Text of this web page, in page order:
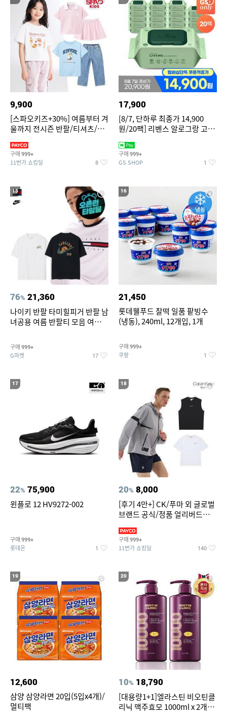
9,900
[스파오키즈+30%] 여름부터 겨
울까지 전시즌 반팔/티셔츠/셋
구매 999+
11번가 쇼킹딜 8
17,900
[8/7, 단하루 최종가 14,900
원/20팩] 리벤스 알로그랑 고평
구매 999+
GS SHOP 1
15
76% 21,360
나이키 반팔 타미힐피거 반팔 남
녀공용 여름 반팔티 모음 여름
구매 999+
G마켓 17
16
21,450
롯데웰푸드 찰떡 일품 팥빙수
(냉동), 240ml, 12개입, 1개
구매 999+
쿠팡 1
17
22% 75,900
윈플로 12 HV9272-002
구매 999+
롯데온 1
18
20% 8,000
[후기 4만+] CK/푸마 외 글로벌
브랜드 공식/정품 얼리버드
구매 999+
11번가 쇼킹딜 140
19
12,600
삼양 삼양라면 20입(5입x4개)/
멀티팩
20
10% 18,790
[대용량1+1]엘라스틴 비오틴클
리닉 맥주효모 1000ml x 2개